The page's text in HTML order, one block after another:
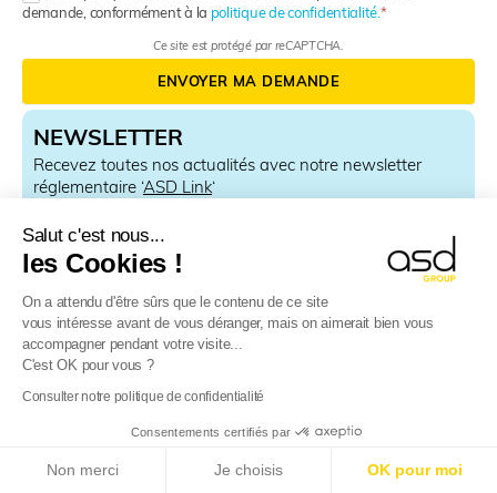
Salut c'est nous...
les Cookies !
On a attendu d'être sûrs que le contenu de ce site
vous intéresse avant de vous déranger, mais on aimerait bien vous
accompagner pendant votre visite...
C'est OK pour vous ?
Consulter notre politique de confidentialité
Consentements certifiés par
Non merci Je choisis OK pour moi
NEWSLETTER
Recevez toutes nos actualités avec notre newsletter
réglementaire ‘ASD Link‘
e
s
e
t
t
e
r
En renseignant votre adresse email, vous acceptez de recevoir chaque
mois notre newsletter "ASD Link" par email et vous prenez connaissance
de notrepolitique de confidentialité .
Vous pouvez vous désinscrire à tout moment à l’aide du lien de
désinscription disponible dans chaque newsletter ou en nous contactant
demande, conformément à la politique de confidentialité.
Ce site est protégé par reCAPTCHA.
ENVOYER MA DEMANDE
étrangères, préparez-vous !